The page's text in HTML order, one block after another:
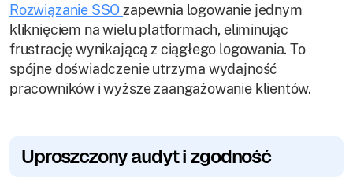
Rozwiązanie SSO zapewnia logowanie jednym
kliknięciem na wielu platformach, eliminując
frustrację wynikającą z ciągłego logowania. To
spójne doświadczenie utrzyma wydajność
pracowników i wyższe zaangażowanie klientów.
Uproszczony audyt i zgodność